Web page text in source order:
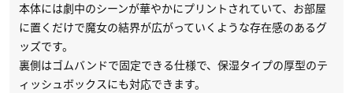
本体には劇中のシーンが華やかにプリントされていて、お部屋
に置くだけで魔女の結界が広がっていくような存在感のあるグ
ッズです。
裏側はゴムバンドで固定できる仕様で、保湿タイプの厚型のテ
ィッシュボックスにも対応できます。